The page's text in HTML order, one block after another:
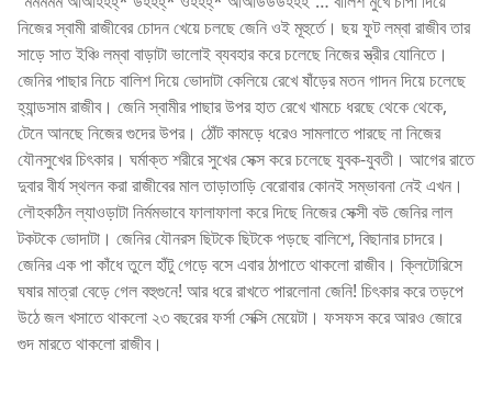
নিজের স্বামী রাজীবের চোদন খেয়ে চলছে জেনি ওই মূহুর্তে। ছয় ফুট লম্বা রাজীব তার
সাড়ে সাত ইঞ্চি লম্বা বাড়াটা ভালোই ব্যবহার করে চলেছে নিজের স্ত্রীর যোনিতে।
জেনির পাছার নিচে বালিশ দিয়ে ভোদাটা কেলিয়ে রেখে ষাঁড়ের মতন গাদন দিয়ে চলেছে
হ্যান্ডসাম রাজীব। জেনি স্বামীর পাছার উপর হাত রেখে খামচে ধরছে থেকে থেকে,
টেনে আনছে নিজের গুদের উপর। ঠোঁট কামড়ে ধরেও সামলাতে পারছে না নিজের
যৌনসুখের চিৎকার। ঘর্মাক্ত শরীরে সুখের সেক্স করে চলেছে যুবক-যুবতী। আগের রাতে
দুবার বীর্য স্থলন করা রাজীবের মাল তাড়াতাড়ি বেরোবার কোনই সম্ভাবনা নেই এখন।
লৌহকঠিন ল্যাওড়াটা নির্মমভাবে ফালাফালা করে দিছে নিজের সেক্সী বউ জেনির লাল
টকটকে ভোদাটা। জেনির যৌনরস ছিটকে ছিটকে পড়ছে বালিশে, বিছানার চাদরে।
জেনির এক পা কাঁধে তুলে হাঁটু গেড়ে বসে এবার ঠাপাতে থাকলো রাজীব। ক্লিটোরিসে
ঘষার মাত্রা বেড়ে গেল বহুগুনে! আর ধরে রাখতে পারলোনা জেনি! চিৎকার করে তড়পে
উঠে জল খসাতে থাকলো ২৩ বছরের ফর্সা সেক্সি মেয়েটা। ফসফস করে আরও জোরে
গুদ মারতে থাকলো রাজীব।